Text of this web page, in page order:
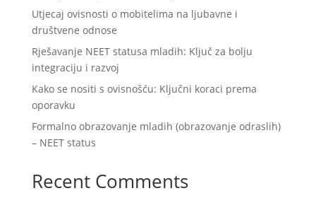
Utjecaj ovisnosti o mobitelima na ljubavne i
društvene odnose
Rješavanje NEET statusa mladih: Ključ za bolju
integraciju i razvoj
Kako se nositi s ovisnošću: Ključni koraci prema
oporavku
Formalno obrazovanje mladih (obrazovanje odraslih)
– NEET status
Recent Comments